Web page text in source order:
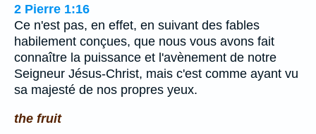
2 Pierre 1:16
Ce n'est pas, en effet, en suivant des fables
habilement conçues, que nous vous avons fait
connaître la puissance et l'avènement de notre
Seigneur Jésus-Christ, mais c'est comme ayant vu
sa majesté de nos propres yeux.
the fruit